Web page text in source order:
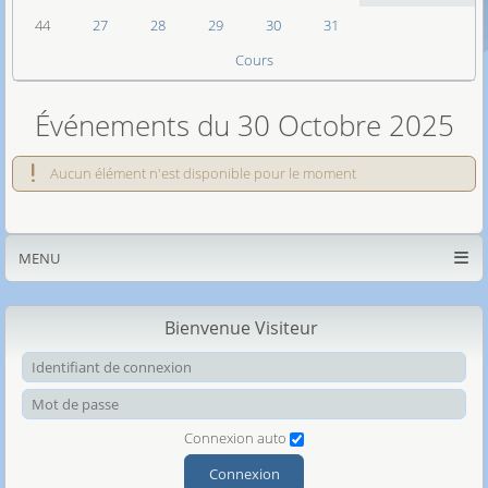
MENU
Bienvenue Visiteur
Connexion auto
Connexion
44
27 28 29 30
31
Cours
Événements du 30 Octobre 2025
Aucun élément n'est disponible pour le moment